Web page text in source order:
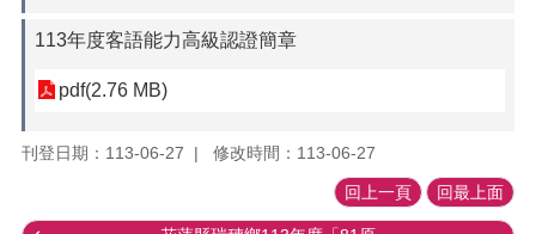
113年度客語能力高級認證簡章
pdf(2.76 MB)
刊登日期：113-06-27 修改時間：113-06-27
回上一頁 回最上面